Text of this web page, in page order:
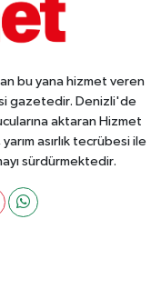
bu yana hizmet veren
gazetedir. Denizli'de
aktaran Hizmet
asırlık tecrübesi ile
sürdürmektedir.